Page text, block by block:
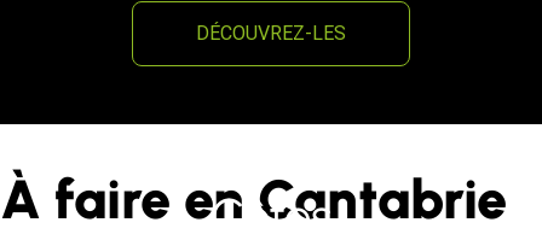
DÉCOUVREZ-LES
À faire en Cantabrie
Côtes